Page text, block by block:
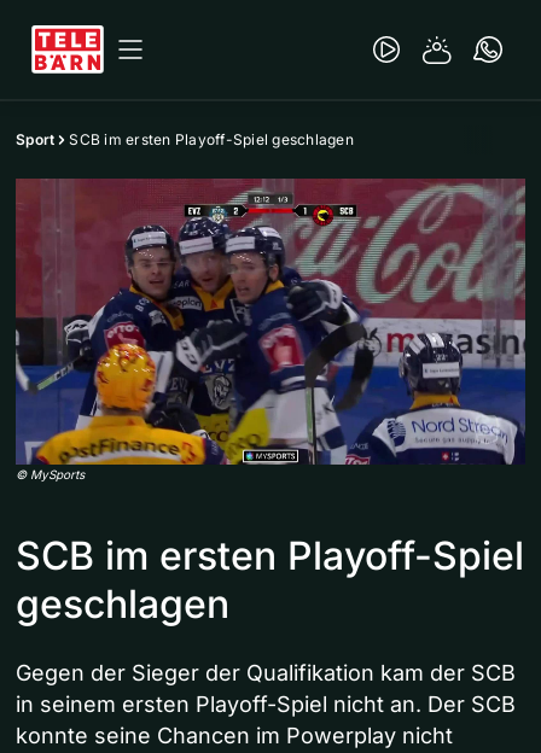
Sport SCB im ersten Playoff-Spiel geschlagen
© MySports
SCB im ersten Playoff-Spiel
geschlagen
Gegen der Sieger der Qualifikation kam der SCB
in seinem ersten Playoff-Spiel nicht an. Der SCB
konnte seine Chancen im Powerplay nicht